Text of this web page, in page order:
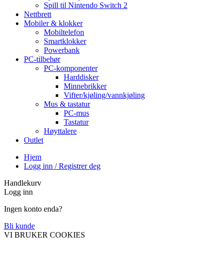
Spill til Nintendo Switch 2
Nettbrett
Mobiler & klokker
Mobiltelefon
Smartklokker
Powerbank
PC-tilbehør
PC-komponenter
Harddisker
Minnebrikker
Vifter/kjøling/vannkjøling
Mus & tastatur
PC-mus
Tastatur
Høyttalere
Outlet
Hjem
Logg inn / Registrer deg
Handlekurv
Logg inn
Ingen konto enda?
Bli kunde
VI BRUKER COOKIES